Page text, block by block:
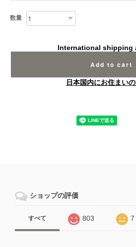
数量
International shipping
Add to cart
日本国内にお住まい
ショップの評価
すべて 803 7